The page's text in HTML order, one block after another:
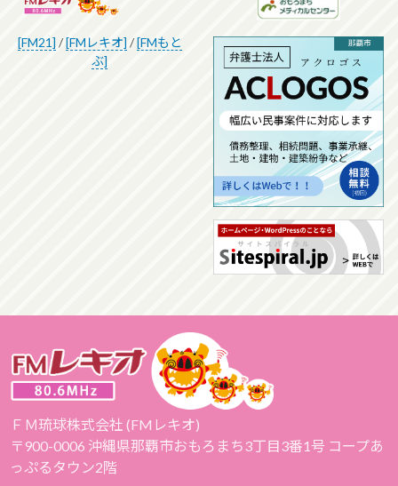
[FM21] /[FMレキオ] /[FMもと
ぶ]
ＦＭ琉球株式会社 (FMレキオ)
〒900-0006 沖縄県那覇市おもろまち3丁目3番1号 コープあ
っぷるタウン2階